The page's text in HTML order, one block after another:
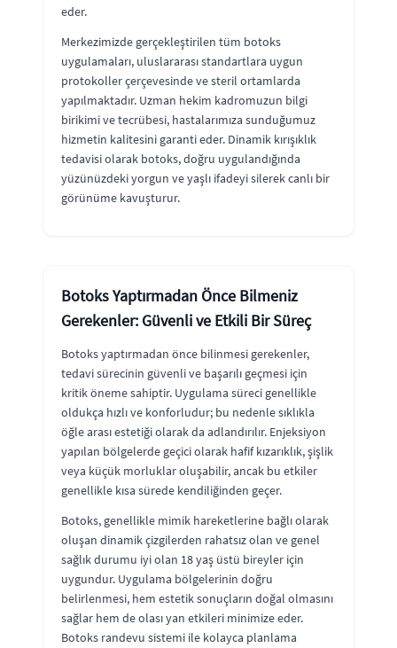
eder.
Merkezimizde gerçekleştirilen tüm botoks
uygulamaları, uluslararası standartlara uygun
protokoller çerçevesinde ve steril ortamlarda
yapılmaktadır. Uzman hekim kadromuzun bilgi
birikimi ve tecrübesi, hastalarımıza sunduğumuz
hizmetin kalitesini garanti eder. Dinamik kırışıklık
tedavisi olarak botoks, doğru uygulandığında
yüzünüzdeki yorgun ve yaşlı ifadeyi silerek canlı bir
görünüme kavuşturur.
Botoks Yaptırmadan Önce Bilmeniz
Gerekenler: Güvenli ve Etkili Bir Süreç
Botoks yaptırmadan önce bilinmesi gerekenler,
tedavi sürecinin güvenli ve başarılı geçmesi için
kritik öneme sahiptir. Uygulama süreci genellikle
oldukça hızlı ve konforludur; bu nedenle sıklıkla
öğle arası estetiği olarak da adlandırılır. Enjeksiyon
yapılan bölgelerde geçici olarak hafif kızarıklık, şişlik
veya küçük morluklar oluşabilir, ancak bu etkiler
genellikle kısa sürede kendiliğinden geçer.
Botoks, genellikle mimik hareketlerine bağlı olarak
oluşan dinamik çizgilerden rahatsız olan ve genel
sağlık durumu iyi olan 18 yaş üstü bireyler için
uygundur. Uygulama bölgelerinin doğru
belirlenmesi, hem estetik sonuçların doğal olmasını
sağlar hem de olası yan etkileri minimize eder.
Botoks randevu sistemi ile kolayca planlama